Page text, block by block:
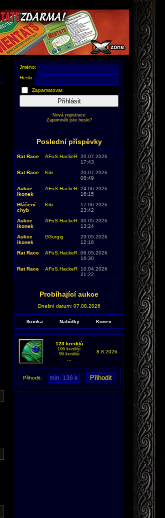
Jméno:
Heslo:
Zapamatovat
Přihlásit
Nová registrace
Zapomněli jste heslo?
Poslední příspěvky
Rat Race AFoS.HackeR 20.07.2026
17:43
Rat Race
Kilo
20.07.2026
08:49
Aukce
ikonek
AFoS.HackeR 24.06.2026
16:15
Hlášení
chyb
Kilo
17.06.2026
23:42
Aukce
ikonek
AFoS.HackeR 30.05.2026
13:24
Aukce
ikonek
G3orgig
29.05.2026
12:16
Rat Race
AFoS.HackeR 06.05.2026
16:30
Rat Race
AFoS.HackeR
10.04.2026
21:22
Probíhající aukce
Dnešní datum: 07.08.2026
Ikonka Nabídky Konec
123 kreditů
106 kreditů
96 kreditů
8.8.2026
Přihodit: